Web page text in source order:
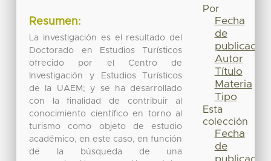
Resumen:
La investigación es el resultado del
Doctorado en Estudios Turísticos
ofrecido por el Centro de
Investigación y Estudios Turísticos
de la UAEM; y se ha desarrollado
con la finalidad de contribuir al
conocimiento científico en torno al
turismo como objeto de estudio
académico, en este caso, en función
de la búsqueda de una
Por
Fecha
de
publicación
Autor
Título
Materia
Tipo
Esta
colección
Fecha
de